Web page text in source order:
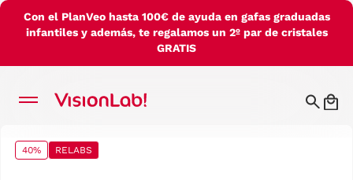
Con el PlanVeo hasta 100€ de ayuda en gafas graduadas
infantiles y además, te regalamos un 2º par de cristales
GRATIS
40% RELABS